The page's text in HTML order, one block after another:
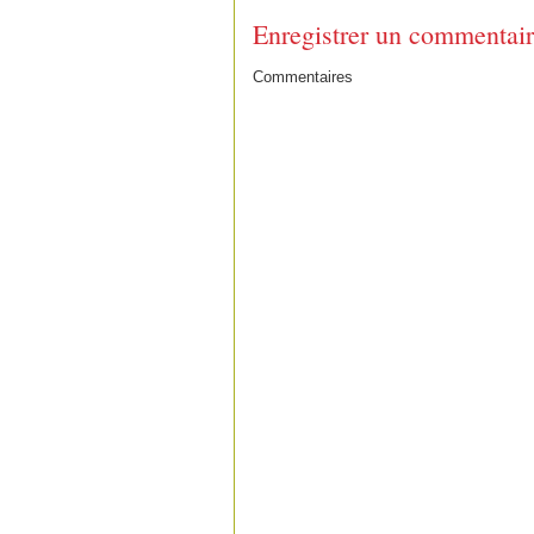
Enregistrer un
Commentaires